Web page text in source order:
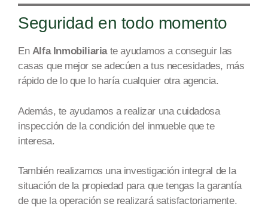
Seguridad en todo momento
En Alfa Inmobiliariate ayudamos a conseguirlas
casas que mejor seadecúen a tus necesidades, más
rápido de lo que lo haría cualquier otra agencia.
Además, te ayudamos a realizar unacuidadosa
inspección de la condición del inmueble que te
interesa.
También realizamos una investigación integral de la
situaciónde la propiedad para que tengas la garantía
de que la operación se realizará satisfactoriamente.